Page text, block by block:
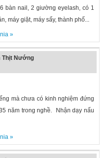
bàn nail, 2 giường eyelash, có 1
máy giặt, máy sấy, thành phố...
»
Thịt Nướng
mà chưa có kinh nghiệm đứng
năm trong nghề. Nhận dạy nấu
»